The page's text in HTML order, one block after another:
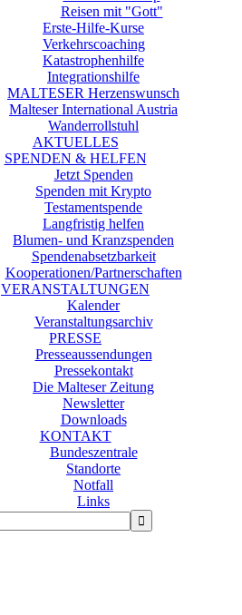
Reisen mit "Gott"
Erste-Hilfe-Kurse
Verkehrscoaching
Katastrophenhilfe
Integrationshilfe
MALTESER Herzenswunsch
Malteser International Austria
Wanderrollstuhl
AKTUELLES
SPENDEN & HELFEN
Jetzt Spenden
Spenden mit Krypto
Testamentspende
Langfristig helfen
Blumen- und Kranzspenden
Spendenabsetzbarkeit
Kooperationen/Partnerschaften
VERANSTALTUNGEN
Kalender
Veranstaltungsarchiv
PRESSE
Presseaussendungen
Pressekontakt
Die Malteser Zeitung
Newsletter
Downloads
KONTAKT
Bundeszentrale
Standorte
Notfall
Links